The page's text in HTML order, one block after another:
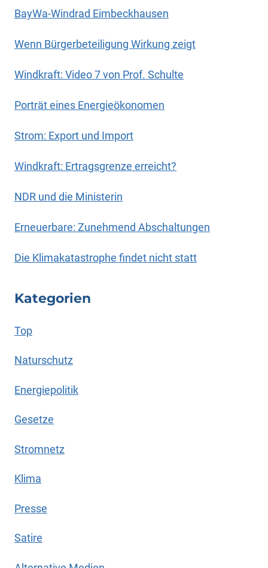
BayWa-Windrad Eimbeckhausen
Wenn Bürgerbeteiligung Wirkung zeigt
Windkraft: Video 7 von Prof. Schulte
Porträt eines Energieökonomen
Strom: Export und Import
Windkraft: Ertragsgrenze erreicht?
NDR und die Ministerin
Erneuerbare: Zunehmend Abschaltungen
Die Klimakatastrophe findet nicht statt
Kategorien
Top
Naturschutz
Energiepolitik
Gesetze
Stromnetz
Klima
Presse
Satire